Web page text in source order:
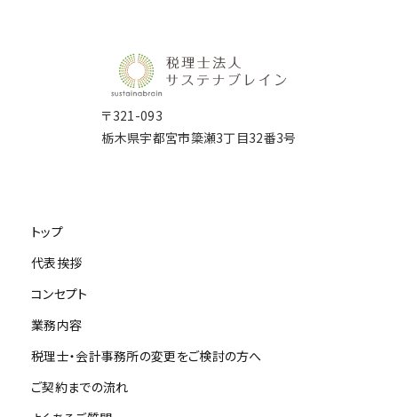
上記月次報酬に加え、お客様企業の立地によっては交通費について
ご相談させていただく場合があります。
民税・消費税の申告書の作成・提出を行います。 また、申告時に
「税理士による適正申告証明書」ともいえる記載書面の添付を行
値」の最大化を追求しております。
報酬は、お客様の事業規模（売上高）に応じて、月次報酬の6か月
⑧ 仮想通貨の売買益
初年度：30,000円
⑩ 医療費控除
5,000円＋領収書の枚数×50円
⑪ 寄付金控除
下記の場合には別途加算料金を頂きます。
・相続人関係･財産評価が著しく複雑な場合
・物納申請を行う場合
・その他通常の相続税の申告では行われない特別な手続き
(注)上記料金には司法書士･行政書士･不動産鑑定士等への依頼費
せん。発生した場合には別途ご負担いただきます。
成功報酬：補助金交付金額の10%
【但し、100万円を下限とします。】
但し、公的なスキームが利用できれば、企業様ご負担額は3分
成約価額の5%＋150万円
〒321-093
栃木県宇都宮市簗瀬3丁目32番3号
トップ
代表挨拶
コンセプト
業務内容
税理士・会計事務所の変更をご検討の方へ
ご契約までの流れ